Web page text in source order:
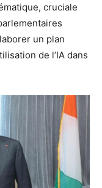
cruciale
un plan
de l’IA dans